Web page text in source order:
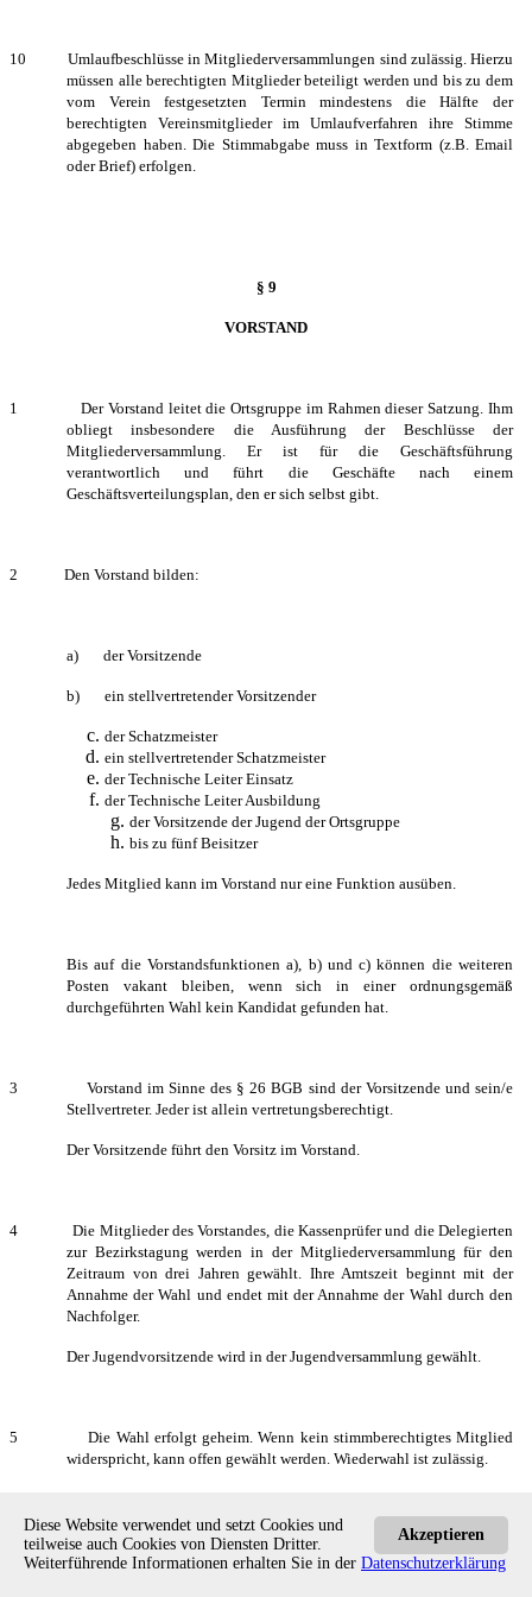
Akzeptieren
Diese Website verwendet und setzt Cookies und
teilweise auch Cookies von Diensten Dritter.
Weiterführende Informationen erhalten Sie in der Datenschutzerklärung
10 Umlaufbeschlüsse in Mitgliederversammlungen sind zulässig. Hierzu
müssen alle berechtigten Mitglieder beteiligt werden und bis zu dem
vom Verein festgesetzten Termin mindestens die Hälfte der
berechtigten Vereinsmitglieder im Umlaufverfahren ihre Stimme
abgegeben haben. Die Stimmabgabe muss in Textform (z.B. Email
oder Brief) erfolgen.
§ 9
VORSTAND
1 Der Vorstand leitet die Ortsgruppe im Rahmen dieser Satzung. Ihm
obliegt insbesondere die Ausführung der Beschlüsse der
Mitgliederversammlung. Er ist für die Geschäftsführung
verantwortlich und führt die Geschäfte nach einem
Geschäftsverteilungsplan, den er sich selbst gibt.
2 Den Vorstand bilden:
a) der Vorsitzende
b) ein stellvertretender Vorsitzender
der Schatzmeister
ein stellvertretender Schatzmeister
der Technische Leiter Einsatz
der Technische Leiter Ausbildung
der Vorsitzende der Jugend der Ortsgruppe
bis zu fünf Beisitzer
Jedes Mitglied kann im Vorstand nur eine Funktion ausüben.
Bis auf die Vorstandsfunktionen a), b) und c) können die weiteren
Posten vakant bleiben, wenn sich in einer ordnungsgemäß
durchgeführten Wahl kein Kandidat gefunden hat.
3 Vorstand im Sinne des § 26 BGB sind der Vorsitzende und sein/e
Stellvertreter. Jeder ist allein vertretungsberechtigt.
Der Vorsitzende führt den Vorsitz im Vorstand.
4 Die Mitglieder des Vorstandes, die Kassenprüfer und die Delegierten
zur Bezirkstagung werden in der Mitgliederversammlung für den
Zeitraum von drei Jahren gewählt. Ihre Amtszeit beginnt mit der
Annahme der Wahl und endet mit der Annahme der Wahl durch den
Nachfolger.
Der Jugendvorsitzende wird in der Jugendversammlung gewählt.
5 Die Wahl erfolgt geheim. Wenn kein stimmberechtigtes Mitglied
widerspricht, kann offen gewählt werden. Wiederwahl ist zulässig.
6 Gewählt ist, wer mindestens eine Stimme mehr als die Hälfte der
abgegebenen Stimmen auf sich vereinigt. Stimmenthaltungen und